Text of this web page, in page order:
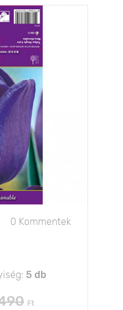
0 Kommentek
5 db
Ft